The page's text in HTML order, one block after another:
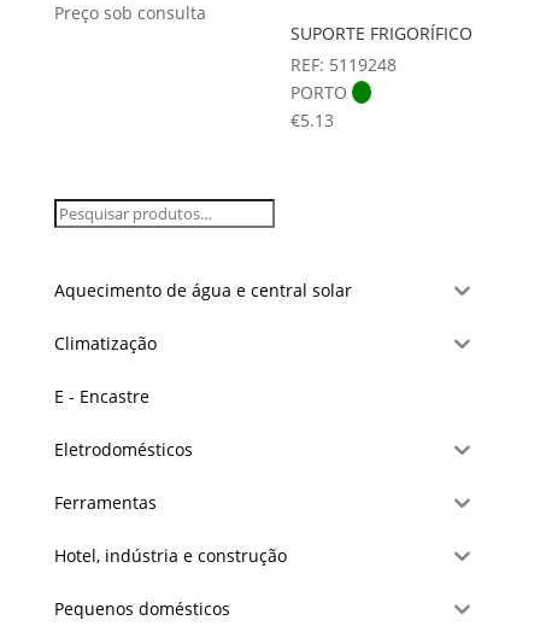
Preço sob consulta
SUPORTE FRIGORÍFICO
REF: 5119248
PORTO
€5.13
Aquecimento de água e central solar
Climatização
E - Encastre
Eletrodomésticos
Ferramentas
Hotel, indústria e construção
Pequenos domésticos